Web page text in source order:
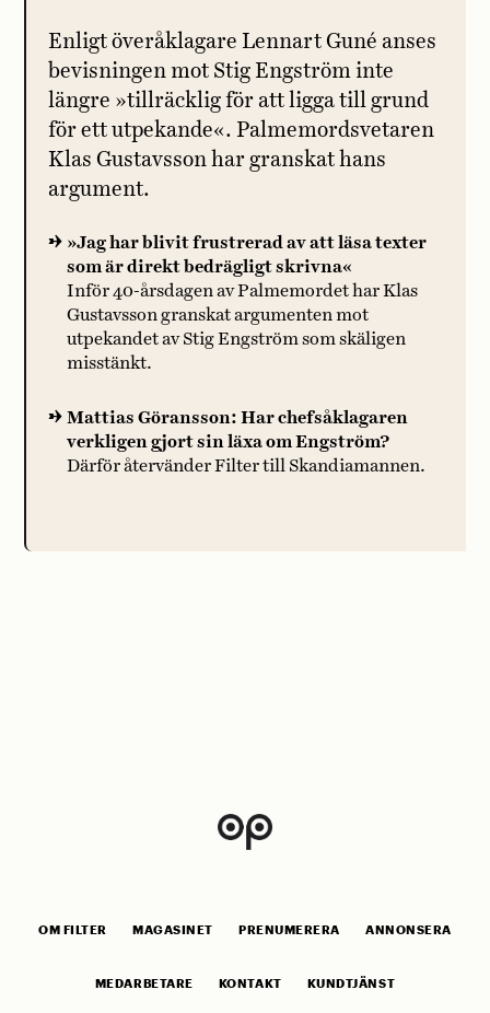
Enligt överåklagare Lennart Guné anses
bevisningen mot Stig Engström inte
längre »tillräcklig för att ligga till grund
för ett utpekande«. Palmemordsvetaren
Klas Gustavsson har granskat hans
argument.
»Jag har blivit frustrerad av att läsa texter
som är direkt bedrägligt skrivna«
Inför 40-årsdagen av Palmemordet har Klas
Gustavsson granskat argumenten mot
utpekandet av Stig Engström som skäligen
misstänkt.
Mattias Göransson: Har chefsåklagaren
verkligen gjort sin läxa om Engström?
Därför återvänder Filter till Skandiamannen.
OM FILTER MAGASINET PRENUMERERA ANNONSERA
MEDARBETARE KONTAKT KUNDTJÄNST